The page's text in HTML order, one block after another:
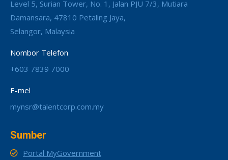
Level 5, Surian Tower, No. 1, Jalan PJU 7/3, Mutiara
Damansara, 47810 Petaling Jaya,
Selangor, Malaysia
Nombor Telefon
+603 7839 7000
E-mel
mynsr@talentcorp.com.my
Sumber
Portal MyGovernment